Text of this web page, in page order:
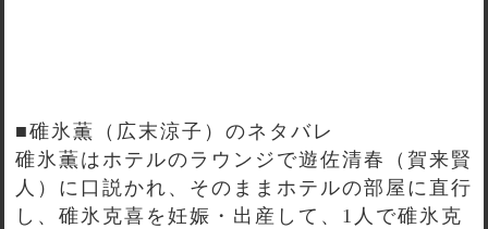
■碓氷薫（広末涼子）のネタバレ
碓氷薫はホテルのラウンジで遊佐清春（賀来賢
人）に口説かれ、そのままホテルの部屋に直行
し、碓氷克喜を妊娠・出産して、1人で碓氷克